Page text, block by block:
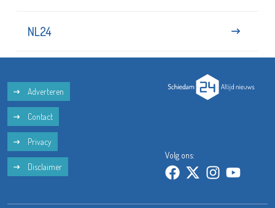
NL24
Adverteren
Contact
Privacy
Disclaimer
Volg ons: